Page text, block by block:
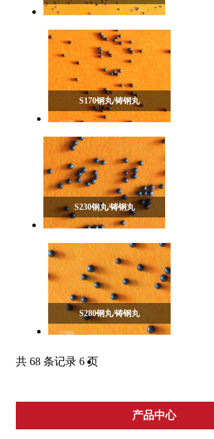
S170钢丸/铸钢丸
S230钢丸/铸钢丸
S280钢丸/铸钢丸
共 68 条记录 6 页
产品中心